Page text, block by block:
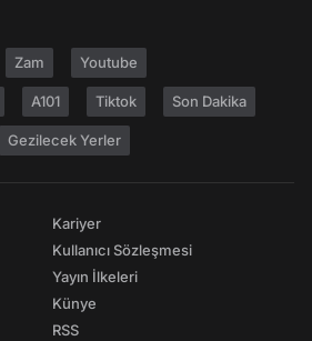
Zam Youtube
A101 Tiktok Son Dakika
Gezilecek Yerler
Kariyer
Kullanıcı Sözleşmesi
Yayın İlkeleri
Künye
RSS